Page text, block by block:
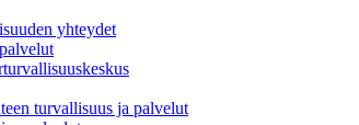
yhteydet
turvallisuus ja palvelut